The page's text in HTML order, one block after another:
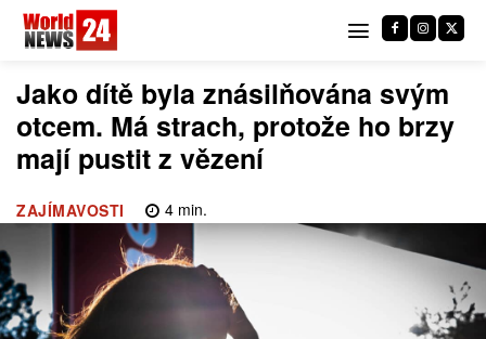
Jako dítě byla znásilňována svým
otcem. Má strach, protože ho brzy
mají pustit z vězení
ZAJÍMAVOSTI 4min.